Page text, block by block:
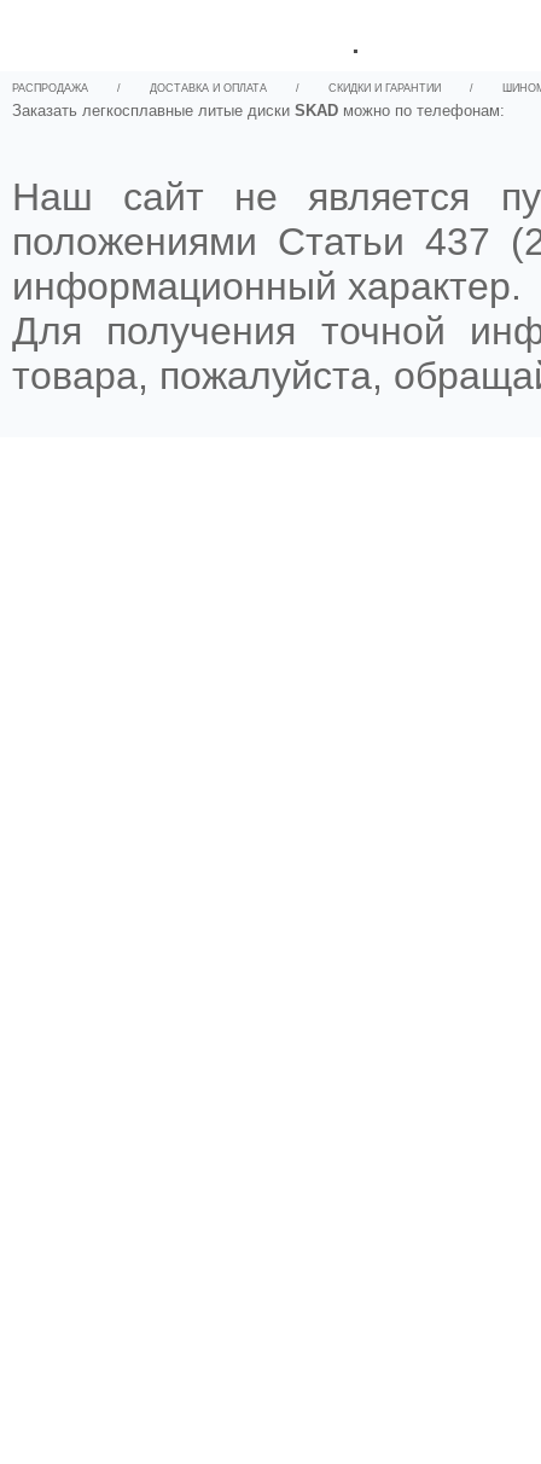
.
РАСПРОДАЖА / ДОСТАВКА И ОПЛАТА / СКИДКИ И ГАРАНТИИ /
Заказать легкосплавные литые диски SKAD можно по телефонам:
Наш сайт не является
положениями Статьи 437
информационный характер.
Для получения точной
товара, пожалуйста,